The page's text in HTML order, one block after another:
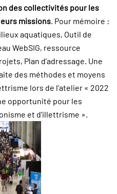
des collectivités pour les
missions. Pour mémoire :
aquatiques, Outil de
WebSIG, ressource
Plan d’adressage. Une
des méthodes et moyens
lors de l’atelier « 2022
opportunité pour les
et d’illettrisme ».